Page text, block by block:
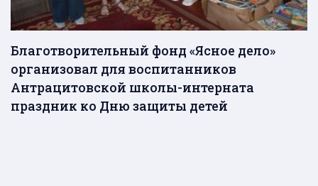
Благотворительный фонд «Ясное дело»
организовал для воспитанников
Антрацитовской школы-интерната
праздник ко Дню защиты детей